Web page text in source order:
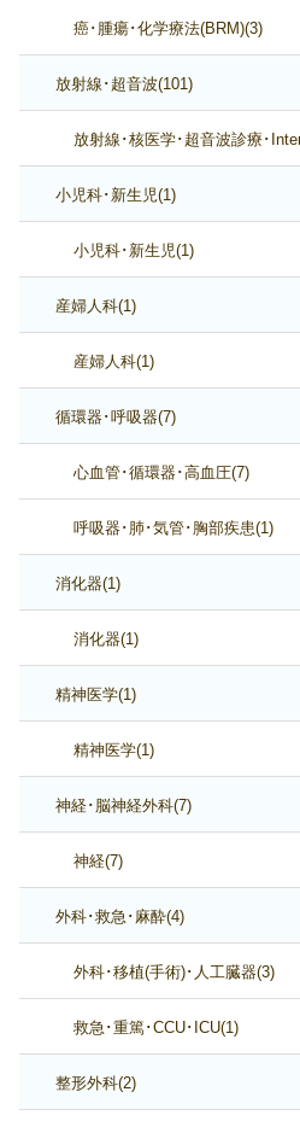
癌･腫瘍･化学療法(BRM)(3)
放射線･超音波(101)
放射線･核医学･超音波診療･
小児科･新生児(1)
小児科･新生児(1)
産婦人科(1)
産婦人科(1)
循環器･呼吸器(7)
心血管･循環器･高血圧(7)
呼吸器･肺･気管･胸部疾患(1)
消化器(1)
消化器(1)
精神医学(1)
精神医学(1)
神経･脳神経外科(7)
神経(7)
外科･救急･麻酔(4)
外科･移植(手術)･人工臓器(3)
救急･重篤･CCU･ICU(1)
整形外科(2)